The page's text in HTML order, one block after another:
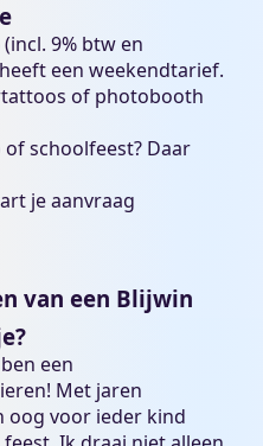
(incl. 9% btw en
een weekendtarief.
of photobooth
ofschoolfeest? Daar
je aanvraag
van een Blijwin
een
Met jaren
oog voor ieder kind